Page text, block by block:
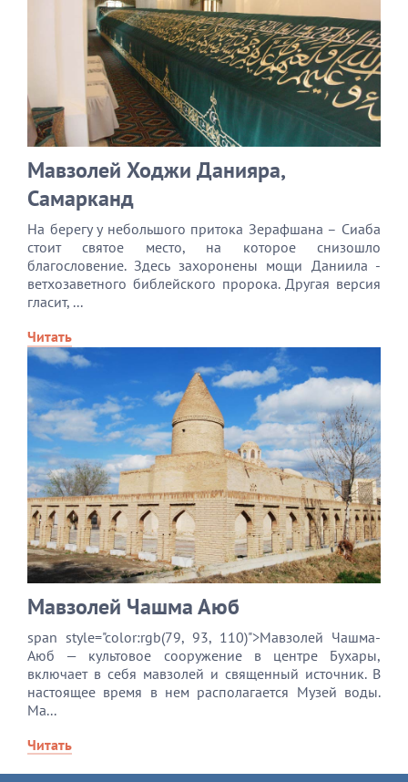
Мавзолей Ходжи Данияра,
Самарканд
На берегу у небольшого притока Зерафшана – Сиаба
стоит святое место, на которое снизошло
благословение. Здесь захоронены мощи Даниила -
ветхозаветного библейского пророка. Другая версия
гласит, ...
Читать
Мавзолей Чашма Аюб
span style="color:rgb(79, 93, 110)">Мавзолей Чашма-
Аюб — культовое сооружение в центре Бухары,
включает в себя мавзолей и священный источник. В
настоящее время в нем располагается Музей воды.
Ма...
Читать